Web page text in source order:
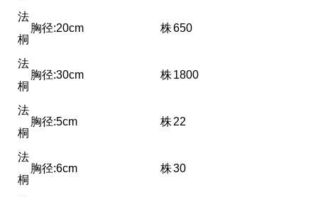
法
桐
胸径:20cm 株650
法
桐
胸径:30cm 株1800
法
桐
胸径:5cm 株22
法
桐
胸径:6cm 株30